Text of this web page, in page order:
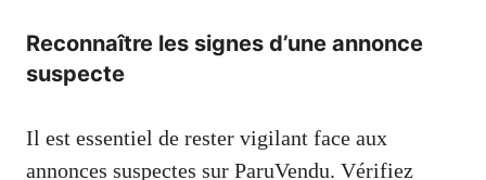
Reconnaître les signes d’une annonce
suspecte
Il est essentiel de rester vigilant face aux
annonces suspectes sur ParuVendu. Vérifiez